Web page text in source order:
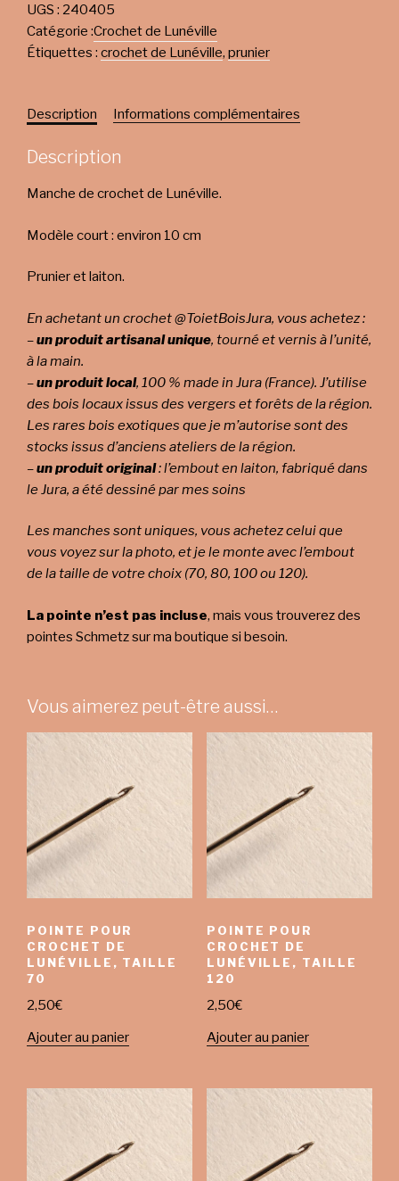
UGS : 240405
Catégorie :Crochet de Lunéville
Étiquettes : crochet de Lunéville, prunier
Description Informations complémentaires
Description
Manche de crochet de Lunéville.
Modèle court : environ 10 cm
Prunier et laiton.
En achetant un crochet @ToietBoisJura, vous achetez :
–un produit artisanal unique, tourné et vernis à l’unité,
à la main.
–un produit local, 100 % made in Jura (France). J’utilise
des bois locaux issus des vergers et forêts de la région.
Les rares bois exotiques que je m’autorise sont des
stocks issus d’anciens ateliers de la région.
–un produit original: l’embout en laiton, fabriqué dans
le Jura, a été dessiné par mes soins
Les manches sont uniques, vous achetez celui que
vous voyez sur la photo, et je le monte avec l’embout
de la taille de votre choix (70, 80, 100 ou 120).
La pointe n’est pas incluse, mais vous trouverez des
pointes Schmetz sur ma boutique si besoin.
Vous aimerez peut-être aussi…
POINTE POUR
CROCHET DE
LUNÉVILLE, TAILLE
70
2,50€
Ajouter au panier
POINTE POUR
CROCHET DE
LUNÉVILLE, TAILLE
120
2,50€
Ajouter au panier